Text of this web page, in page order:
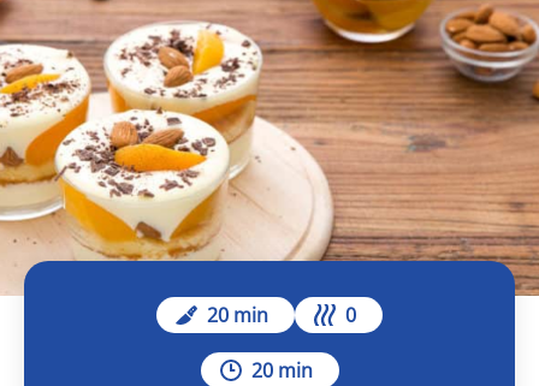
20 min 0
20 min